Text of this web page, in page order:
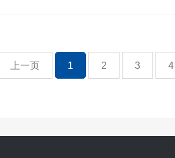
上一页 1 2 3 4